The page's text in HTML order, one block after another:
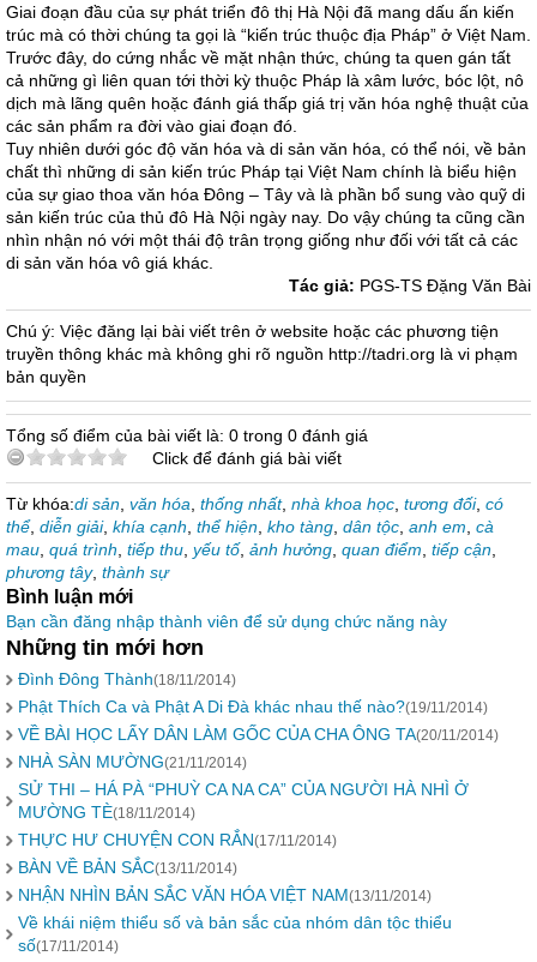
Giai đoạn đầu của sự phát triển đô thị Hà Nội đã mang dấu ấn kiến
trúc mà có thời chúng ta gọi là “kiến trúc thuộc địa Pháp” ở Việt Nam.
Trước đây, do cứng nhắc về mặt nhận thức, chúng ta quen gán tất
cả những gì liên quan tới thời kỳ thuộc Pháp là xâm lước, bóc lột, nô
dịch mà lãng quên hoặc đánh giá thấp giá trị văn hóa nghệ thuật của
các sản phẩm ra đời vào giai đoạn đó.
Tuy nhiên dưới góc độ văn hóa và di sản văn hóa, có thể nói, về bản
chất thì những di sản kiến trúc Pháp tại Việt Nam chính là biểu hiện
của sự giao thoa văn hóa Đông – Tây và là phần bổ sung vào quỹ di
sản kiến trúc của thủ đô Hà Nội ngày nay. Do vậy chúng ta cũng cần
nhìn nhận nó với một thái độ trân trọng giống như đối với tất cả các
di sản văn hóa vô giá khác.
Tác giả: PGS-TS Đặng Văn Bài
Chú ý: Việc đăng lại bài viết trên ở website hoặc các phương tiện
truyền thông khác mà không ghi rõ nguồn http://tadri.org là vi phạm
bản quyền
Tổng số điểm của bài viết là: 0 trong 0 đánh giá
Click để đánh giá bài viết
Từ khóa:di sản văn hóa thống nhất, nhà khoa học tương đối, có
thể, diễn giải, khía cạnh thể hiện kho tàng dân tộc anh em cà
mau quá trình tiếp thu yếu tố, ảnh hưởng quan điểm tiếp cận
phương tây, thành sự
Bình luận mới
Bạn cần đăng nhập thành viên để sử dụng chức năng này
Những tin mới hơn
Đình Đông Thành(18/11/2014)
Phật Thích Ca và Phật A Di Đà khác nhau thế nào?(19/11/2014)
VỀ BÀI HỌC LẤY DÂN LÀM GỐC CỦA CHA ÔNG TA(20/11/2014)
NHÀ SÀN MƯỜNG(21/11/2014)
SỬ THI – HÁ PÀ “PHUỲ CA NA CA” CỦA NGƯỜI HÀ NHÌ Ở
MƯỜNG TÈ(18/11/2014)
THỰC HƯ CHUYỆN CON RẮN(17/11/2014)
BÀN VỀ BẢN SẮC(13/11/2014)
NHẬN NHÌN BẢN SẮC VĂN HÓA VIỆT NAM(13/11/2014)
Về khái niệm thiểu số và bản sắc của nhóm dân tộc thiểu
số(17/11/2014)